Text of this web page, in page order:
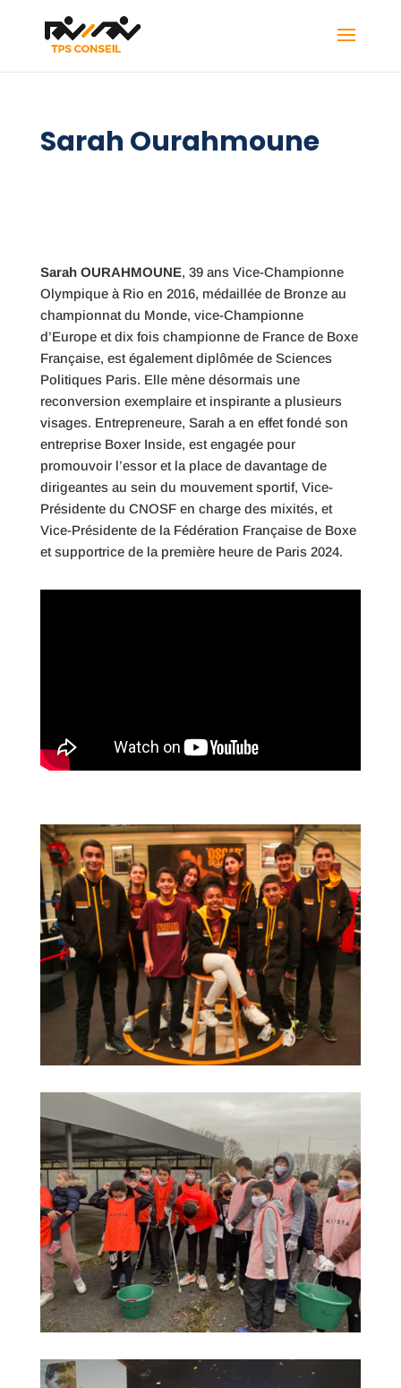
Sarah Ourahmoune
Sarah OURAHMOUNE, 39 ans Vice-Championne
Olympique à Rio en 2016, médaillée de Bronze au
championnat du Monde, vice-Championne
d’Europe et dix fois championne de France de Boxe
Française, est également diplômée de Sciences
Politiques Paris. Elle mène désormais une
reconversion exemplaire et inspirante a plusieurs
visages. Entrepreneure, Sarah a en effet fondé son
entreprise Boxer Inside, est engagée pour
promouvoir l’essor et la place de davantage de
dirigeantes au sein du mouvement sportif, Vice-
Présidente du CNOSF en charge des mixités, et
Vice-Présidente de la Fédération Française de Boxe
et supportrice de la première heure de Paris 2024.